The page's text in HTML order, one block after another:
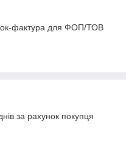
фактура для ФОП/ТОВ
за рахунок покупця